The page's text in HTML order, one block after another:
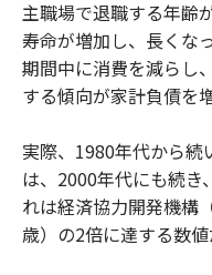
主職場で退職する年齢
寿命が増加し、長くな
期間中に消費を減らし
する傾向が家計負債を
実際、1980年代から続
は、2000年代にも続き
れは経済協力開発機構
歳）の2倍に達する数値